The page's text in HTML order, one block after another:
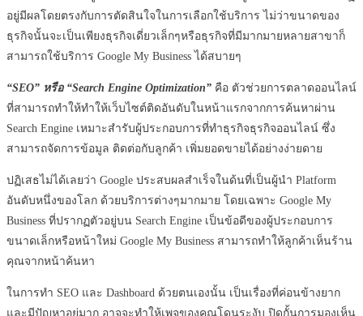
อยู่มีผลโดยตรงกับการตัดสินใจในการเลือกใช้บริการ ไม่ว่าขนาดของ
ธุรกิจนั้นจะเป็นเพียงธุรกิจเดี่ยวเล็กๆหรือธุรกิจที่มีมากมายหลายสาขาก็
สามารถใช้บริการ Google My Business ได้สบายๆ
“SEO” หรือ “Search Engine Optimization” คือ ตัวช่วยการตลาดออนไลน์
ที่สามารถทำให้ทำให้เว็บไซต์ติดอันดับในหน้าแรกจากการค้นหาผ่าน
Search Engine เหมาะสำรับผู้ประกอบการที่ทำธุรกิจธุรกิจออนไลน์ ซึ่ง
สามารถจัดการข้อมูล ติดต่อกับลูกค้า เพิ่มยอดขายได้อย่างง่ายดาย
ปฏิเสธไม่ได้เลยว่า Google ประสบผลสำเร็จในด้นที่เป็นผู้นำ Platform
อันดับหนึ่งของโลก ด้วยบริการต่างๆมากมาย โดยเฉพาะ Google My
Business ที่ปรากฏตัวอยู่บน Search Engine เป็นข้อดีของผู้ประกอบการ
ขนาดเล็กหรือหน้าใหม่ Google My Business สามารถทำให้ลูกค้าเห็นร้าน
คุณจากหน้าค้นหา
ในการทำ SEO และ Dashboard ด้วยตนเองนั้น เป็นเรื่องที่ค่อนข้างยาก
และมีปัญหาอยู่มาก อาจจะทำให้เพจของคุณโดนระงับ ปิดกั้นการมองเห็น